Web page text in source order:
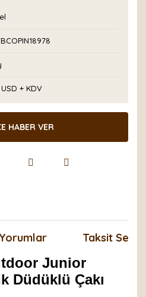
USD + KDV
HABER VER
Yorumlar Taksit
Junior
Düdüklü Çakı